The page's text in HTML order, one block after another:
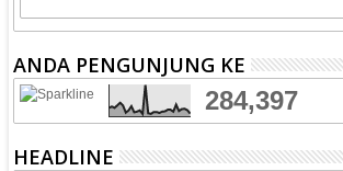
ANDA PENGUNJUNG KE
284,397
HEADLINE